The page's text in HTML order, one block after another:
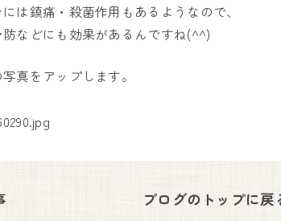
は鎮痛・殺菌作用もあるようなので、
などにも効果があるんですね(^^)
真をアップします。
ブログの トップに戻